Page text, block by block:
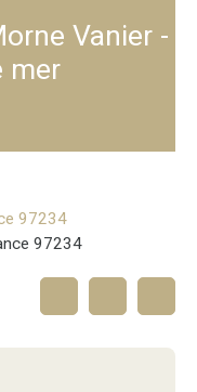
Vanier -
mer
97234
97234